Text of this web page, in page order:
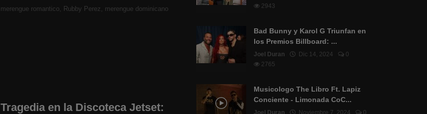
merengue romantico, Rubby Perez, merengue dominicano
Tragedia en la Discoteca Jetset:
2943
Bad Bunny y Karol G Triunfan en
los Premios Billboard: ...
Joel Duran Dic 14, 2024
0
2765
Musicologo The Libro Ft. Lapiz
Conciente - Limonada CoC...
Joel Duran Noviembre 7, 2024
0